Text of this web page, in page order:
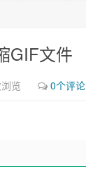
GIF文件
览 0个评论